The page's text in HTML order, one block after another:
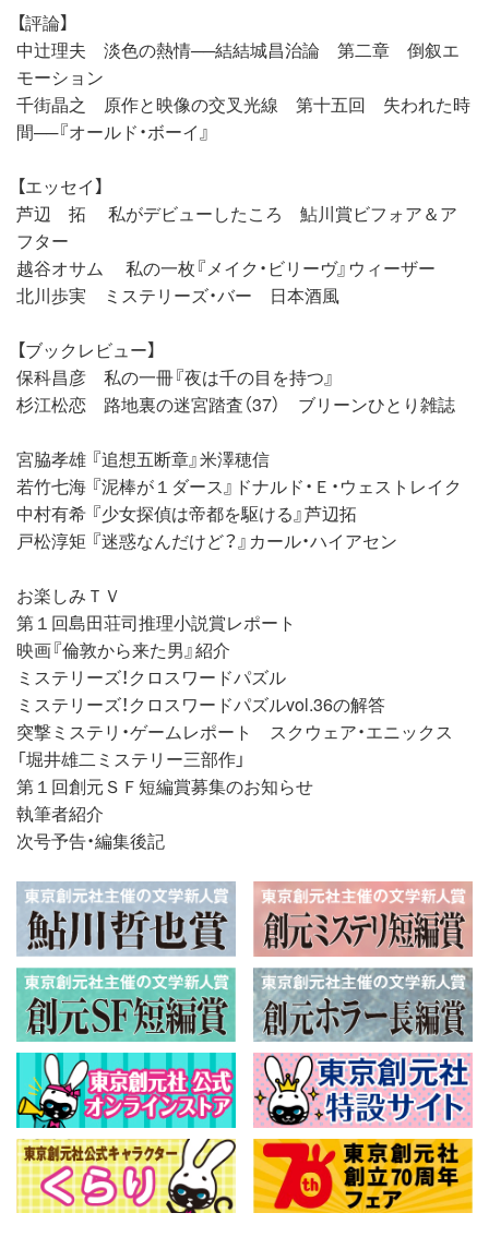
【評論】
中辻理夫 淡色の熱情──結結城昌治論 第二章 倒叙エ
モーション
千街晶之 原作と映像の交叉光線 第十五回 失われた時
間──『オールド・ボーイ』
【エッセイ】
芦辺 拓 私がデビューしたころ 鮎川賞ビフォア＆ア
フター
越谷オサム 私の一枚『メイク・ビリーヴ』ウィーザー
北川歩実 ミステリーズ・バー 日本酒風
【ブックレビュー】
保科昌彦 私の一冊『夜は千の目を持つ』
杉江松恋 路地裏の迷宮踏査（37） ブリーンひとり雑誌
宮脇孝雄 『追想五断章』米澤穂信
若竹七海 『泥棒が１ダース』ドナルド・Ｅ・ウェストレイク
中村有希 『少女探偵は帝都を駆ける』芦辺拓
戸松淳矩 『迷惑なんだけど？』カール・ハイアセン
お楽しみＴＶ
第１回島田荘司推理小説賞レポート
映画『倫敦から来た男』紹介
ミステリーズ！クロスワードパズル
ミステリーズ！クロスワードパズルvol.36の解答
突撃ミステリ・ゲームレポート スクウェア・エニックス
「堀井雄二ミステリー三部作」
第１回創元ＳＦ短編賞募集のお知らせ
執筆者紹介
次号予告・編集後記